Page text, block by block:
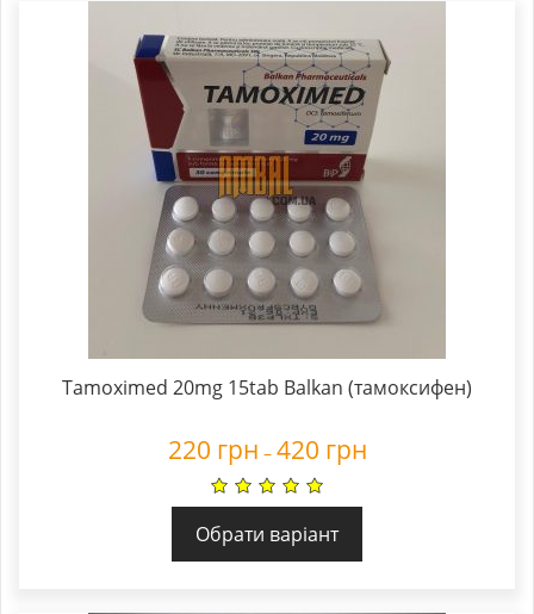
Tamoximed 20mg 15tab Balkan (тамоксифен)
220 грн – 420 грн
Обрати варіант